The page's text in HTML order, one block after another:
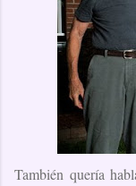
También quería